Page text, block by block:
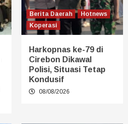
Berita Daerah
Hotnews
Koperasi
Harkopnas ke-79 di
Cirebon Dikawal
Polisi, Situasi Tetap
Kondusif
08/08/2026